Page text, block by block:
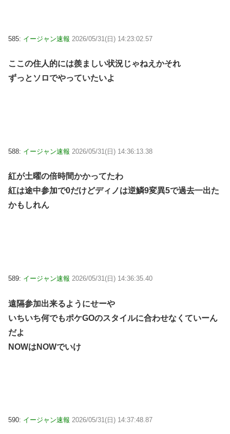
585: イージャン速報 2026/05/31(日) 14:23:02.57
ここの住人的には羨ましい状況じゃねえかそれ
ずっとソロでやっていたいよ
588: イージャン速報 2026/05/31(日) 14:36:13.38
紅が土曜の倍時間かかってたわ
紅は途中参加で0だけどディノは逆鱗9変異5で過去一出た
かもしれん
589: イージャン速報 2026/05/31(日) 14:36:35.40
遠隔参加出来るようにせーや
いちいち何でもポケGOのスタイルに合わせなくていーん
だよ
NOWはNOWでいけ
590: イージャン速報 2026/05/31(日) 14:37:48.87